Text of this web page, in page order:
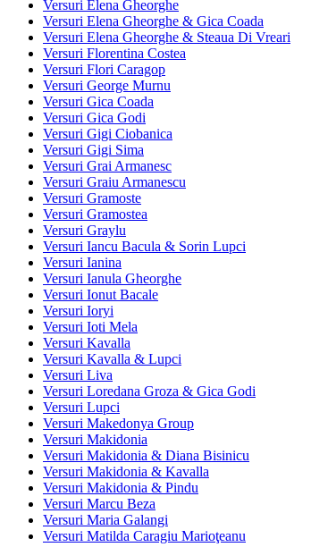
Versuri Elena Gheorghe
Versuri Elena Gheorghe & Gica Coada
Versuri Elena Gheorghe & Steaua Di Vreari
Versuri Florentina Costea
Versuri Flori Caragop
Versuri George Murnu
Versuri Gica Coada
Versuri Gica Godi
Versuri Gigi Ciobanica
Versuri Gigi Sima
Versuri Grai Armanesc
Versuri Graiu Armanescu
Versuri Gramoste
Versuri Gramostea
Versuri Graylu
Versuri Iancu Bacula & Sorin Lupci
Versuri Ianina
Versuri Ianula Gheorghe
Versuri Ionut Bacale
Versuri Ioryi
Versuri Ioti Mela
Versuri Kavalla
Versuri Kavalla & Lupci
Versuri Liva
Versuri Loredana Groza & Gica Godi
Versuri Lupci
Versuri Makedonya Group
Versuri Makidonia
Versuri Makidonia & Diana Bisinicu
Versuri Makidonia & Kavalla
Versuri Makidonia & Pindu
Versuri Marcu Beza
Versuri Maria Galangi
Versuri Matilda Caragiu Marioţeanu